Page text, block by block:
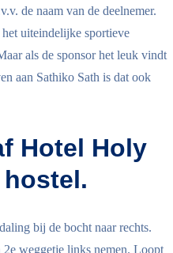
de naam van de deelnemer.
uiteindelijke sportieve
als de sponsor het leuk vindt
aan Sathiko Sath is dat ook
Hotel Holy
hostel.
bij de bocht naar rechts.
2e weggetje links nemen. Loopt